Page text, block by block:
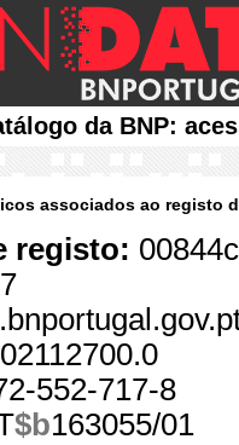
da BNP:
associados ao registo
registo:
552-717-8
$b163055/01